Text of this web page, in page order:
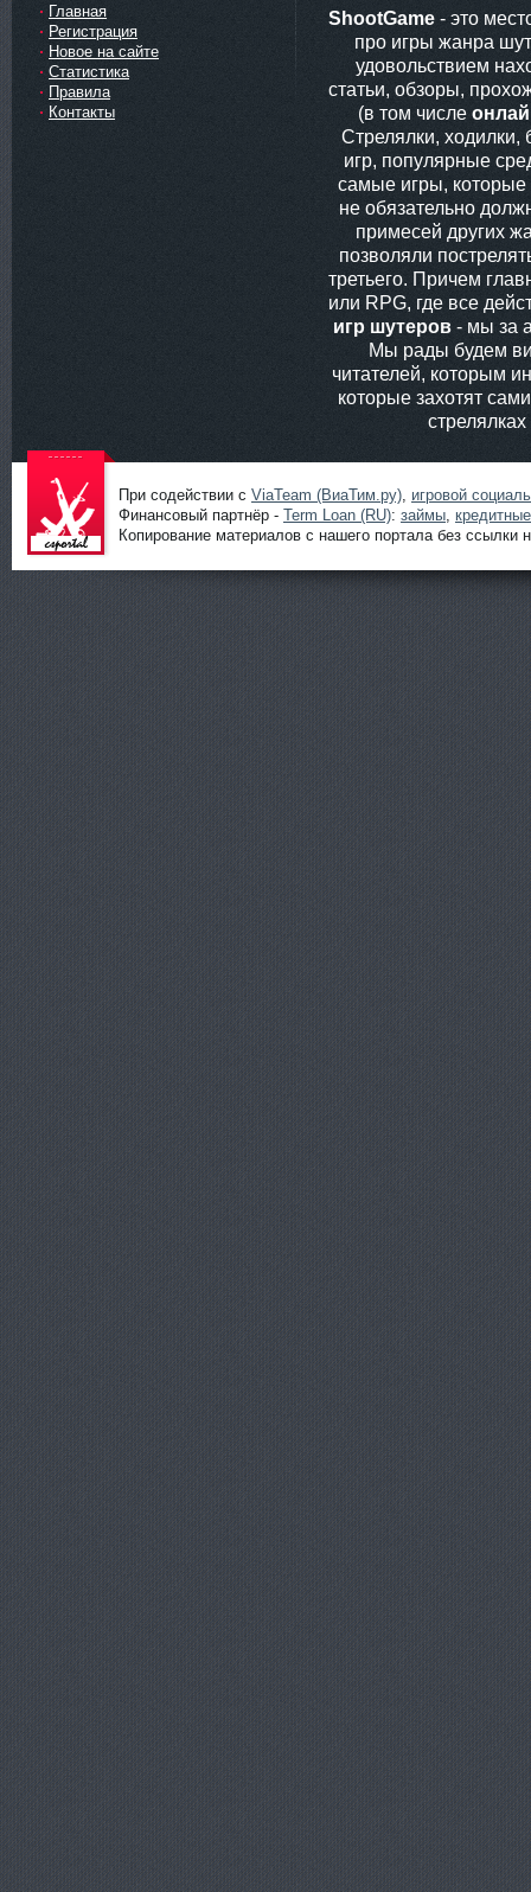
Главная
Регистрация
Новое на сайте
Статистика
Правила
Контакты
ShootGame- это
про игры жанра
удовольствием
статьи, обзоры,
(в том числе
Стрелялки, ходилки,
игр, популярные
самые игры, которые
не обязательно
примесей других
позволяли
третьего. Причем
или RPG, где все
игр шутеров- мы за
Мы рады будем
читателей, которым
которые захотят
Шутеры
онлайн от
ShootGame:
новости,
статьи,
обзоры и
прохождени
я игр
При содействии с ViaTeam (ВиаТим.ру) игровой
Финансовый партнёр - Term Loan (RU): займы
Копирование материалов с нашего портала без ссылки